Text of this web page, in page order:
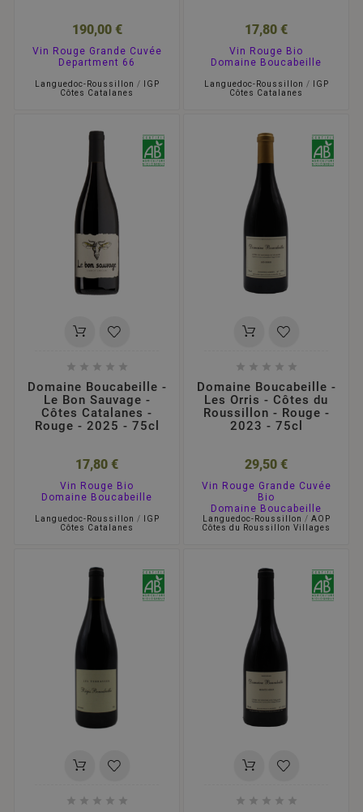
190,00 €
Vin Rouge Grande Cuvée
Department 66
Languedoc-Roussillon /
IGP
Côtes Catalanes
17,80 €
Vin Rouge Bio
Domaine Boucabeille
Languedoc-Roussillon /
IGP
Côtes Catalanes
    
Domaine Boucabeille -
Le Bon Sauvage -
Côtes Catalanes -
Rouge - 2025 - 75cl
17,80 €
Vin Rouge Bio
Domaine Boucabeille
Languedoc-Roussillon /
IGP
Côtes Catalanes
    
Domaine Boucabeille -
Les Orris - Côtes du
Roussillon - Rouge -
2023 - 75cl
29,50 €
Vin Rouge Grande Cuvée
Bio
Domaine Boucabeille
Languedoc-Roussillon / AOP
Côtes du Roussillon Villages
         